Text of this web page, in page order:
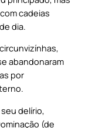
cadeias
dia.
abandonaram
por
delírio,
(de